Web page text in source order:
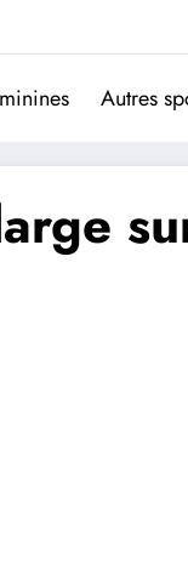
portugais
Autres